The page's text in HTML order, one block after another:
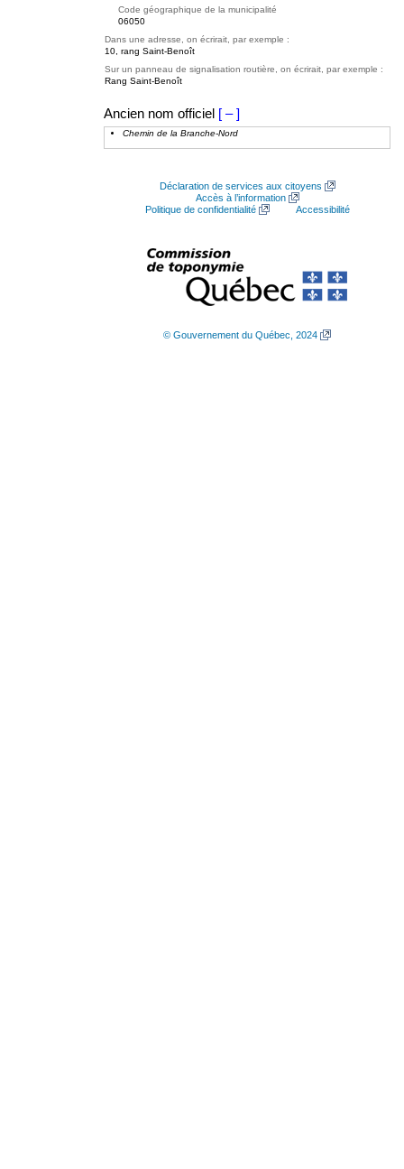
Code géographique de la municipalité
06050
Dans une adresse, on écrirait, par exemple :
10, rang Saint-Benoît
Sur un panneau de signalisation routière, on écrirait, par exemple :
Rang Saint-Benoît
Ancien nom officiel [ – ]
Chemin de la Branche-Nord
Déclaration de services aux citoyens
Accès à l’information
Politique de confidentialité
Accessibilité
© Gouvernement du Québec, 2024